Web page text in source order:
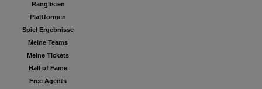
Ranglisten
Plattformen
Spiel Ergebnisse
Meine Teams
Meine Tickets
Hall of Fame
Free Agents